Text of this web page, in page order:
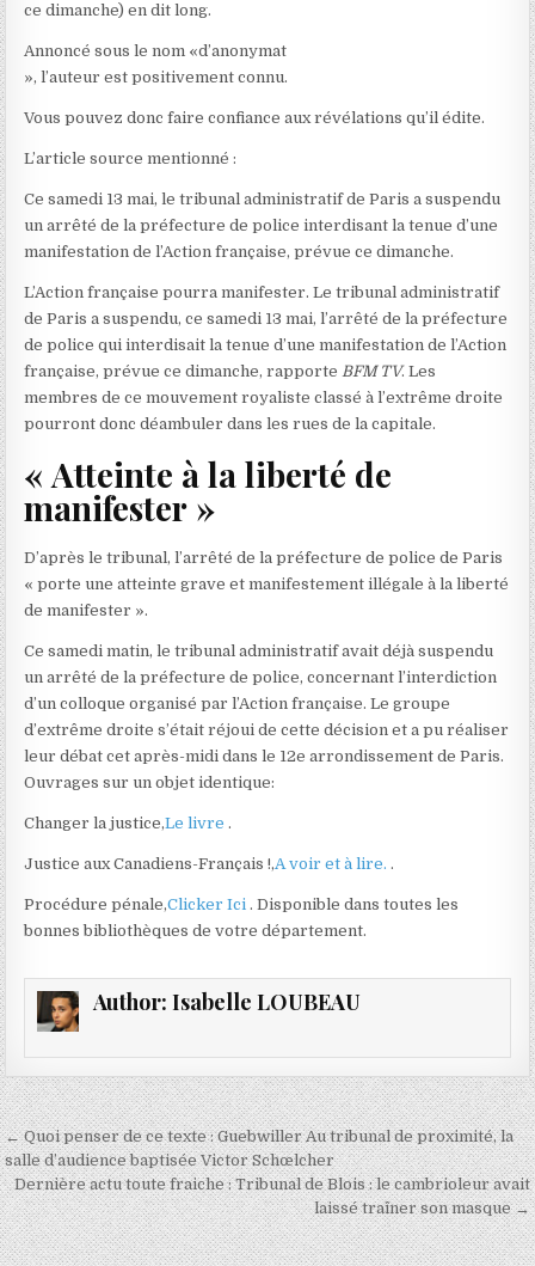
ce dimanche) en dit long.
Annoncé sous le nom «d’anonymat
», l’auteur est positivement connu.
Vous pouvez donc faire confiance aux révélations qu’il édite.
L’article source mentionné :
Ce samedi 13 mai, le tribunal administratif de Paris a suspendu
un arrêté de la préfecture de police interdisant la tenue d’une
manifestation de l’Action française, prévue ce dimanche.
L’Action française pourra manifester. Le tribunal administratif
de Paris a suspendu, ce samedi 13 mai, l’arrêté de la préfecture
de police qui interdisait la tenue d’une manifestation de l’Action
française, prévue ce dimanche, rapporteBFM TV. Les
membres de ce mouvement royaliste classé à l’extrême droite
pourront donc déambuler dans les rues de la capitale.
« Atteinte à la liberté de
manifester »
D’après le tribunal, l’arrêté de la préfecture de police de Paris
« porte une atteinte grave et manifestement illégale à la liberté
de manifester ».
Ce samedi matin, le tribunal administratif avait déjà suspendu
un arrêté de la préfecture de police, concernant l’interdiction
d’un colloque organisé par l’Action française. Le groupe
d’extrême droite s’était réjoui de cette décision et a pu réaliser
leur débat cet après-midi dans le 12e arrondissement de Paris.
Ouvrages sur un objet identique:
Changer la justice,Le livre .
Justice aux Canadiens-Français !,A voir et à lire. .
Procédure pénale,Clicker Ici . Disponible dans toutes les
bonnes bibliothèques de votre département.
Author: Isabelle LOUBEAU
Navigation
de
l’article
← Quoi penser de ce texte : Guebwiller Au tribunal de proximité, la
salle d’audience baptisée Victor Schœlcher
Dernière actu toute fraiche : Tribunal de Blois : le cambrioleur avait
laissé traîner son masque →